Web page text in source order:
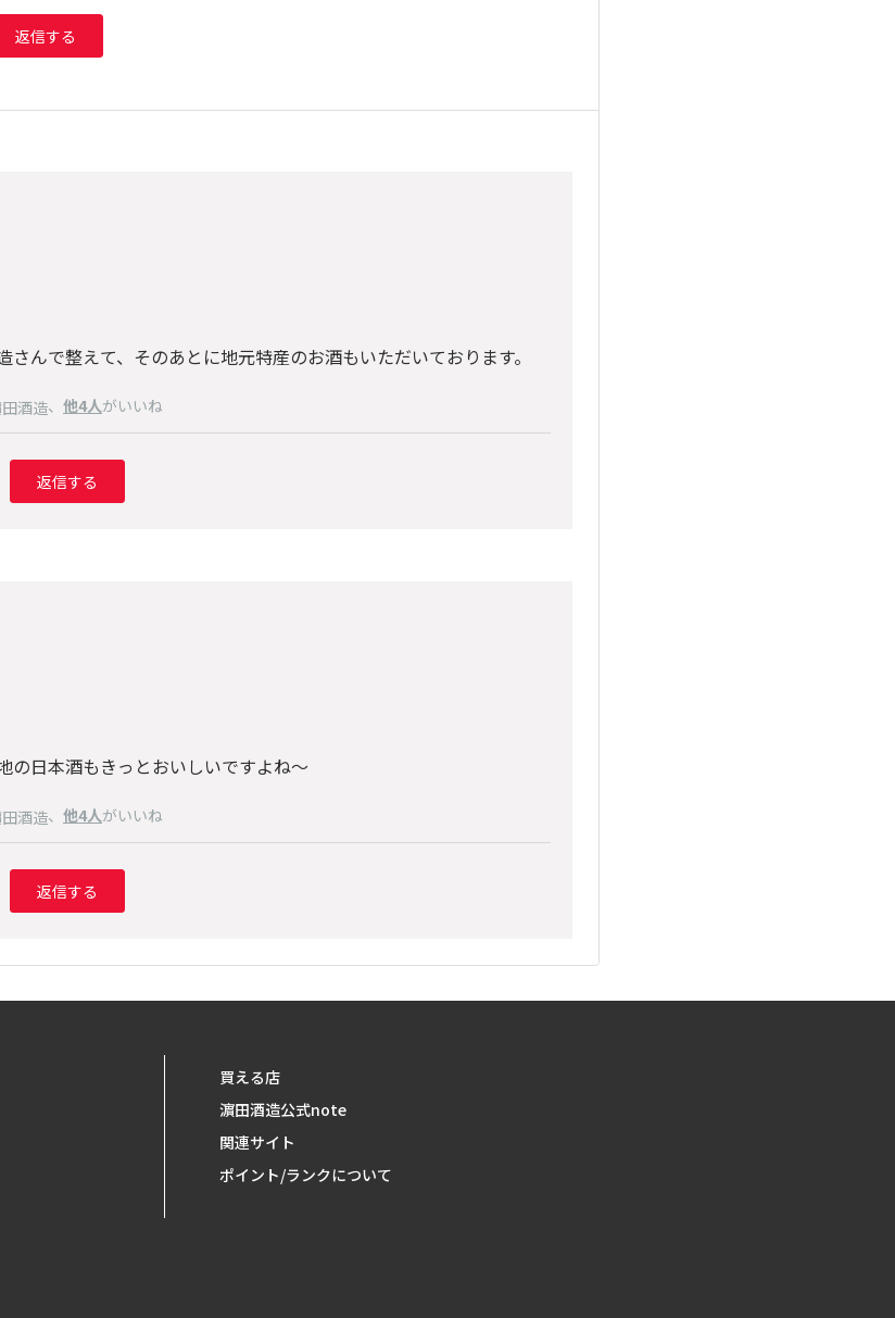
返信する
さんで整えて、そのあとに地元特産のお酒もいただいております。
酒造、 他4人がいいね
返信する
の日本酒もきっとおいしいですよね～
酒造、 他4人がいいね
返信する
買える店
濵田酒造公式note
関連サイト
ポイント/ランクについて